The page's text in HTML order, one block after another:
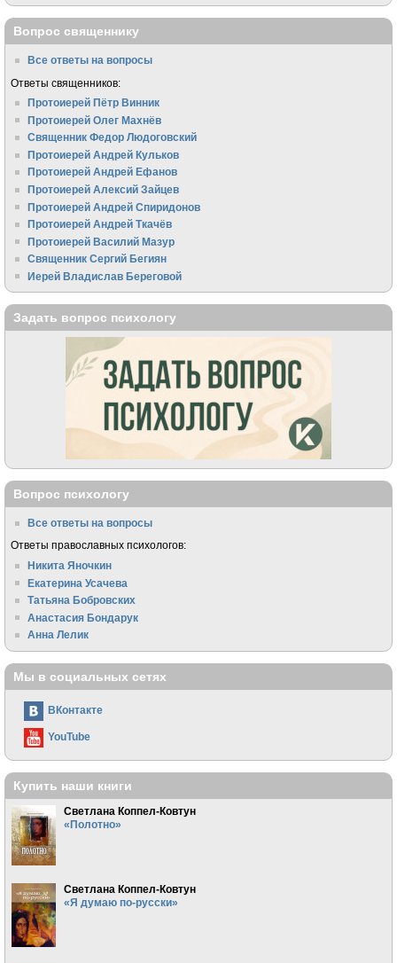
Вопрос священнику
Все ответы на вопросы
Ответы священников:
Протоиерей Пётр Винник
Протоиерей Олег Махнёв
Священник Федор Людоговский
Протоиерей Андрей Кульков
Протоиерей Андрей Ефанов
Протоиерей Алексий Зайцев
Протоиерей Андрей Спиридонов
Протоиерей Андрей Ткачёв
Протоиерей Василий Мазур
Священник Сергий Бегиян
Иерей Владислав Береговой
Задать вопрос психологу
Вопрос психологу
Все ответы на вопросы
Ответы православных психологов:
Никита Яночкин
Екатерина Усачева
Татьяна Бобровских
Анастасия Бондарук
Анна Лелик
Мы в социальных сетях
ВКонтакте
YouTube
Купить наши книги
Светлана Коппел-Ковтун
«Полотно»
Светлана Коппел-Ковтун
«Я думаю по-русски»